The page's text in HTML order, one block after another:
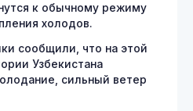
к обычному режиму
холодов.
сообщили, что на этой
Узбекистана
сильный ветер